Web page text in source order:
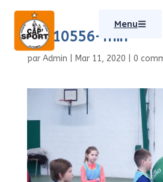
Menu
P1110556-min
par Admin Mar 11, 2020 0